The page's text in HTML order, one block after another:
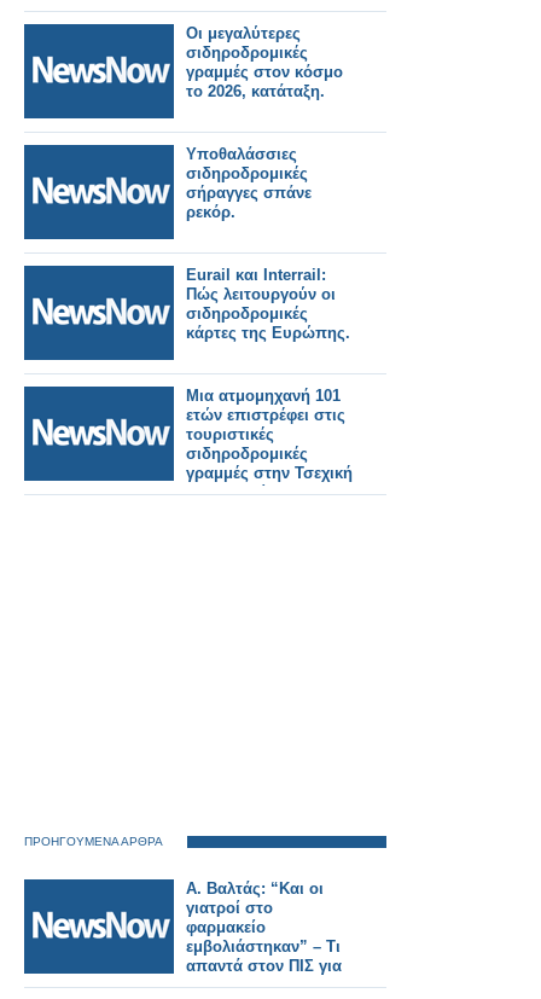
Οι μεγαλύτερες
σιδηροδρομικές
γραμμές στον κόσμο
το 2026, κατάταξη.
Υποθαλάσσιες
σιδηροδρομικές
σήραγγες σπάνε
ρεκόρ.
Eurail και Interrail:
Πώς λειτουργούν οι
σιδηροδρομικές
κάρτες της Ευρώπης.
Μια ατμομηχανή 101
ετών επιστρέφει στις
τουριστικές
σιδηροδρομικές
γραμμές στην Τσεχική
Δημοκρατία.
ΠΡΟΗΓΟΥΜΕΝΑ ΑΡΘΡΑ
Α. Βαλτάς: “Και οι
γιατροί στο
φαρμακείο
εμβολιάστηκαν” – Τι
απαντά στον ΠΙΣ για
το 5ευρο